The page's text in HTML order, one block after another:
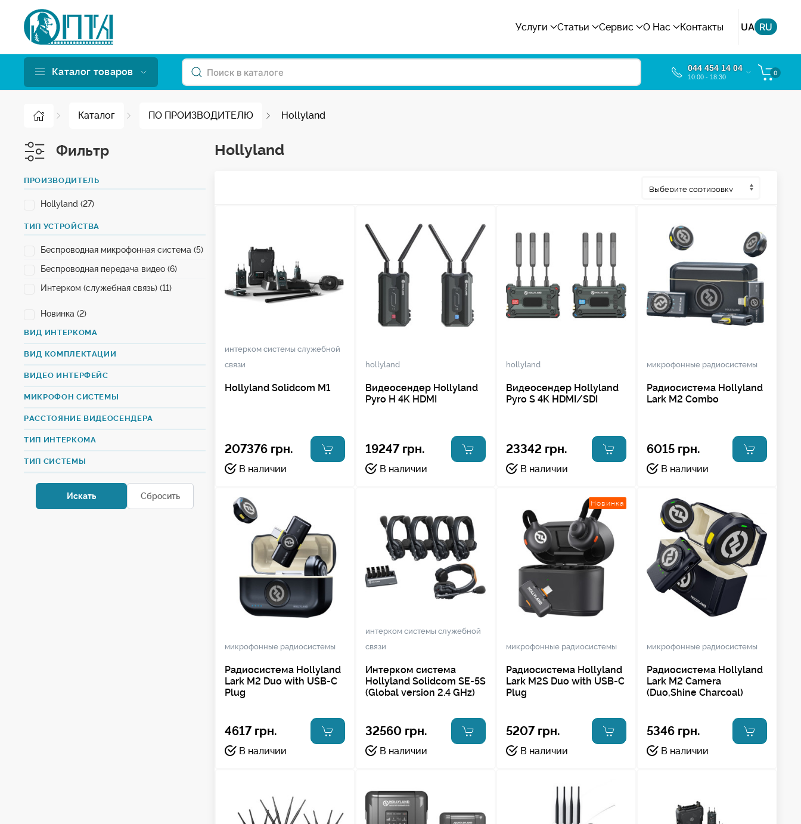
Услуги Статьи Сервис О Нас Контакты UA RU
Каталог товаров 044 454 14 04
10:00 - 18:30
0
Каталог ПО ПРОИЗВОДИТЕЛЮ Hollyland
Фильтр
ПРОИЗВОДИТЕЛЬ
Hollyland (27)
ТИП УСТРОЙСТВА
Беспроводная микрофонная система (5)
Беспроводная передача видео (6)
Интерком (служебная связь) (11)
Новинка (2)
ВИД ИНТЕРКОМА
ВИД КОМПЛЕКТАЦИИ
ВИДЕО ИНТЕРФЕЙС
МИКРОФОН СИСТЕМЫ
РАССТОЯНИЕ ВИДЕОСЕНДЕРА
ТИП ИНТЕРКОМА
ТИП СИСТЕМЫ
Hollyland
интерком системы служебной
связи
Hollyland Solidcom M1
207376 грн.
В наличии
hollyland
Видеосендер Hollyland
Pyro H 4K HDMI
19247 грн.
В наличии
hollyland
Видеосендер Hollyland
Pyro S 4K HDMI/SDI
23342 грн.
В наличии
микрофонные радиосистемы
Радиосистема Hollyland
Lark M2 Combo
6015 грн.
В наличии
микрофонные радиосистемы
Радиосистема Hollyland
Lark M2 Duo with USB-C
Plug
4617 грн.
В наличии
интерком системы служебной
связи
Интерком система
Hollyland Solidcom SE-5S
(Global version 2.4 GHz)
32560 грн.
В наличии
Новинка
микрофонные радиосистемы
Радиосистема Hollyland
Lark M2S Duo with USB-C
Plug
5207 грн.
В наличии
микрофонные радиосистемы
Радиосистема Hollyland
Lark M2 Camera
(Duo,Shine Charcoal)
5346 грн.
В наличии